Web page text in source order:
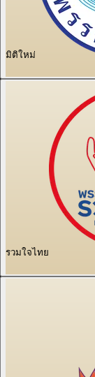
มิติใหม่
รวมใจไทย